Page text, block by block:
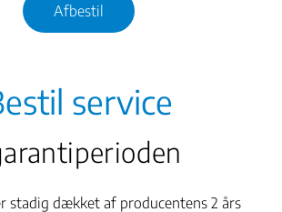
Afbestil
service
stadig dækket af producentens 2 års